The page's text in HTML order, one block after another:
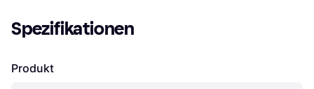
Spezifikationen
Produkt